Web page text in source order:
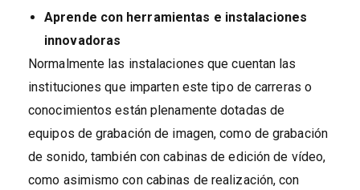
Aprende con herramientas e instalaciones
innovadoras
Normalmente las instalaciones que cuentan las
instituciones que imparten este tipo de carreras o
conocimientos están plenamente dotadas de
equipos de grabación de imagen, como de grabación
de sonido, también con cabinas de edición de vídeo,
como asimismo con cabinas de realización, con